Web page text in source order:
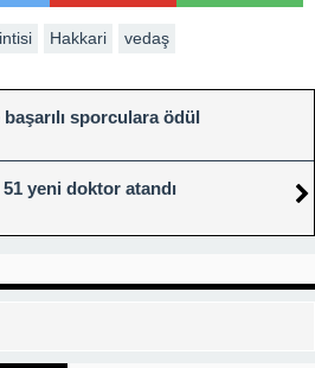
Hakkari vedaş
başarılı sporculara ödül
51 yeni doktor atandı